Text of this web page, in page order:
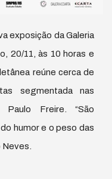
exposição da Galeria
20/11, às 10 horas e
reúne cerca de
segmentada nas
Freire. “São
humor e o peso das